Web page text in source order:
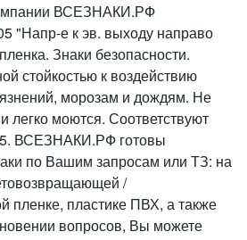
ВСЕЗНАКИ.РФ
"Напр-е к эв. выходу направо
Знаки безопасности.
стойкостью к воздействию
морозам и дождям. Не
легко моются. Соответствуют
ВСЕЗНАКИ.РФ готовы
по Вашим запросам или ТЗ: на
/
пленке, пластике ПВХ, а также
вопросов, Вы можете